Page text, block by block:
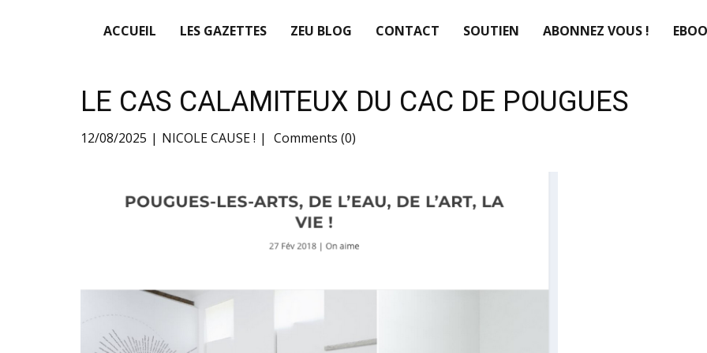
ACCUEIL LES GAZETTES ZEU BLOG CONTACT SOUTIEN ABONNEZ VOUS !
LE CAS CALAMITEUX DU CAC DE POUGUES
12/08/2025 NICOLE CAUSE ! Comments (0)